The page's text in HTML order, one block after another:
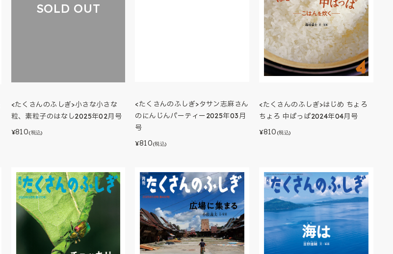
SOLD OUT
<たくさんのふしぎ>小さな小さな
粒、素粒子のはなし2025年02月号
¥810(税込)
<たくさんのふしぎ>タサン志麻さん
のにんじんパーティー2025年03月
号
¥810(税込)
<たくさんのふしぎ>はじめ ちょろ
ちょろ 中ぱっぱ2024年04月号
¥810 (税込)